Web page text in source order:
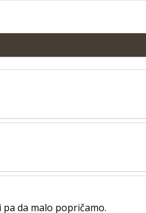
da malo popričamo.